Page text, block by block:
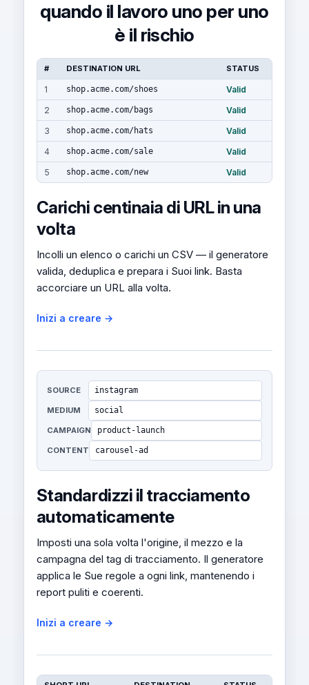
quando il lavoro uno per uno
è il rischio
# DESTINATION URL STATUS
1 shop.acme.com/shoes
Valid
2
shop.acme.com/bags
Valid
3
shop.acme.com/hats
Valid
4
shop.acme.com/sale
Valid
5
shop.acme.com/new Valid
Carichi centinaia di URL in una
volta
Incolli un elenco o carichi un CSV — il generatore
valida, deduplica e prepara i Suoi link. Basta
accorciare un URL alla volta.
Inizi a creare →
SOURCE instagram
MEDIUM social
CAMPAIGN product-launch
CONTENT carousel-ad
Standardizzi il tracciamento
automaticamente
Imposti una sola volta l'origine, il mezzo e la
campagna del tag di tracciamento. Il generatore
applica le Sue regole a ogni link, mantenendo i
report puliti e coerenti.
Inizi a creare →